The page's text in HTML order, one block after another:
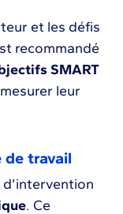
et les défis
recommandé
SMART
leur
de travail
. Ce